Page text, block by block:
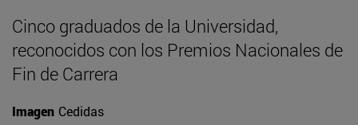
Cinco graduados de la Universidad,
reconocidos con los Premios Nacionales de
Fin de Carrera
Imagen Cedidas